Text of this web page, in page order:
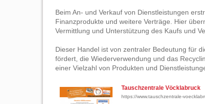
Beim An- und Verkauf von Dienstleistungen
Finanzprodukte und weitere Verträge. Hier
Vermittlung und Unterstützung des Kaufs und
Dieser Handel ist von zentraler Bedeutung für
fördert, die Wiederverwendung und das
einer Vielzahl von Produkten und
Tauschzentrale Vöcklabruck
https://www.tauschzentrale-